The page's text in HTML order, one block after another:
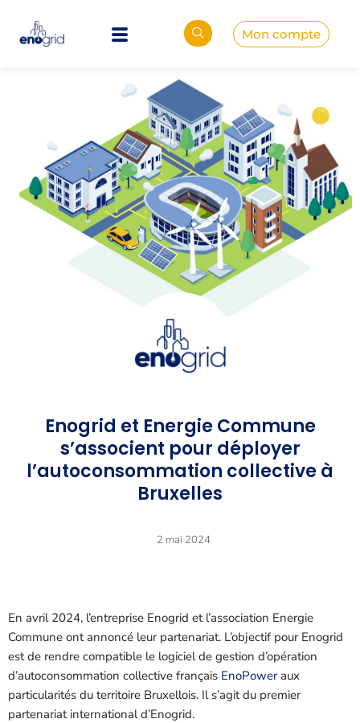
Mon compte
Enogrid et Energie Commune
s’associent pour déployer
l’autoconsommation collective à
Bruxelles
2 mai 2024
En avril 2024, l’entreprise Enogrid et l’association Energie
Commune ont annoncé leur partenariat. L’objectif pour Enogrid
est de rendre compatible le logiciel de gestion d’opération
d’autoconsommation collective français EnoPoweraux
particularités du territoire Bruxellois. Il s’agit du premier
partenariat international d’Enogrid.